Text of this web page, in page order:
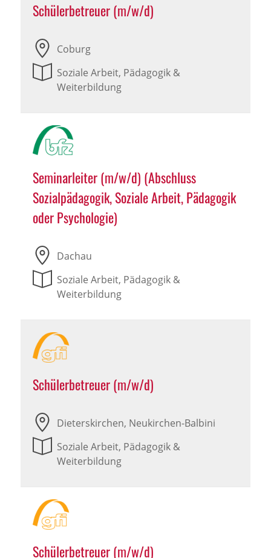
Schülerbetreuer (m/w/d)
Coburg
Soziale Arbeit, Pädagogik &
Weiterbildung
Seminarleiter (m/w/d) (Abschluss
Sozialpädagogik, Soziale Arbeit, Pädagogik
oder Psychologie)
Dachau
Soziale Arbeit, Pädagogik &
Weiterbildung
Schülerbetreuer (m/w/d)
Dieterskirchen, Neukirchen-Balbini
Soziale Arbeit, Pädagogik &
Weiterbildung
Schülerbetreuer (m/w/d)